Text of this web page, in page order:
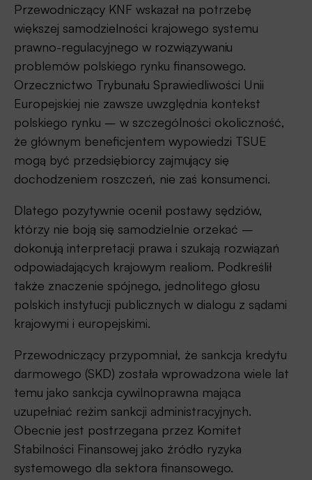
Przewodniczący KNF wskazał na potrzebę
większej samodzielności krajowego systemu
prawno-regulacyjnego w rozwiązywaniu
problemów polskiego rynku finansowego.
Orzecznictwo Trybunału Sprawiedliwości Unii
Europejskiej nie zawsze uwzględnia kontekst
polskiego rynku – w szczególności okoliczność,
że głównym beneficjentem wypowiedzi TSUE
mogą być przedsiębiorcy zajmujący się
dochodzeniem roszczeń, nie zaś konsumenci.
Dlatego pozytywnie ocenił postawy sędziów,
którzy nie boją się samodzielnie orzekać –
dokonują interpretacji prawa i szukają rozwiązań
odpowiadających krajowym realiom. Podkreślił
także znaczenie spójnego, jednolitego głosu
polskich instytucji publicznych w dialogu z sądami
krajowymi i europejskimi.
Przewodniczący przypomniał, że sankcja kredytu
darmowego (SKD) została wprowadzona wiele lat
temu jako sankcja cywilnoprawna mająca
uzupełniać reżim sankcji administracyjnych.
Obecnie jest postrzegana przez Komitet
Stabilności Finansowej jako źródło ryzyka
systemowego dla sektora finansowego.